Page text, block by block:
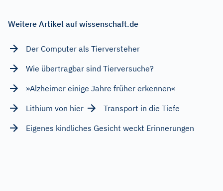
Weitere Artikel auf wissenschaft.de
Der Computer als Tierversteher
Wie übertragbar sind Tierversuche?
»Alzheimer einige Jahre früher erkennen«
Lithium von hier
Transport in die Tiefe
Eigenes kindliches Gesicht weckt Erinnerungen